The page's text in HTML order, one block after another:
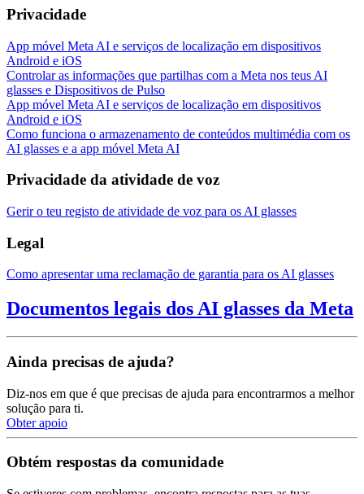
Privacidade
App móvel Meta AI e serviços de localização em dispositivos
Android e iOS
Controlar as informações que partilhas com a Meta nos teus AI
glasses e Dispositivos de Pulso
App móvel Meta AI e serviços de localização em dispositivos
Android e iOS
Como funciona o armazenamento de conteúdos multimédia com os
AI glasses e a app móvel Meta AI
Privacidade da atividade de voz
Gerir o teu registo de atividade de voz para os AI glasses
Legal
Como apresentar uma reclamação de garantia para os AI glasses
Documentos legais dos AI glasses da Meta
Ainda precisas de ajuda?
Diz-nos em que é que precisas de ajuda para encontrarmos a melhor
solução para ti.
Obter apoio
Obtém respostas da comunidade